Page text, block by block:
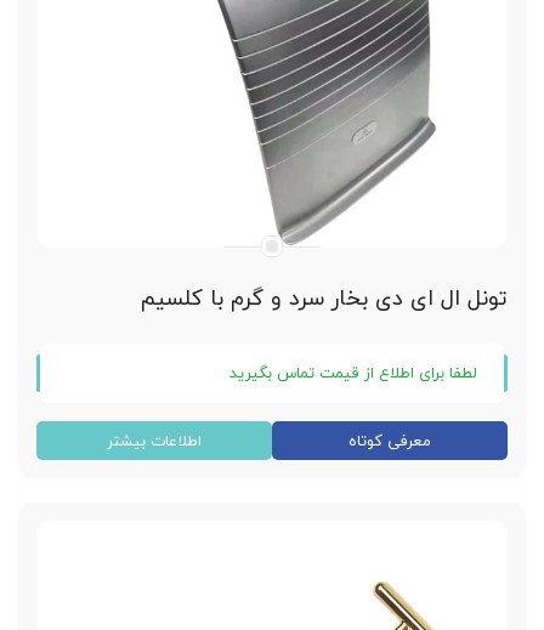
تونل ال ای دی بخار سرد و گرم با کلسیم
تونل ال ای دی بخار سرد و گرم
برق مصرفی 110-220V 50-60HZ
لطفا برای اطلاع از قیمت تماس بگیرید
معرفی کوتاه اطلاعات بیشتر